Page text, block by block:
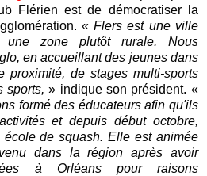
Flérien est de démocratiser la
«Flers est une ville
une zone plutôt rurale. Nous
en accueillant des jeunes dans
proximité, de stages multi-sports
sports, » indique son président. «
formé des éducateurs afin qu'ils
et depuis début octobre,
de squash. Elle est animée
dans la région après avoir
à Orléans pour raisons